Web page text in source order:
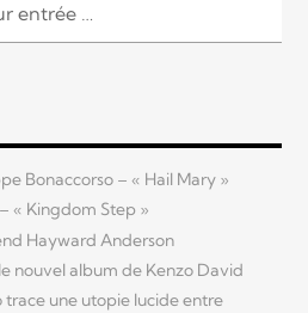
Bonaccorso – « Hail Mary »
« Kingdom Step »
Hayward Anderson
nouvel album de Kenzo David
trace une utopie lucide entre